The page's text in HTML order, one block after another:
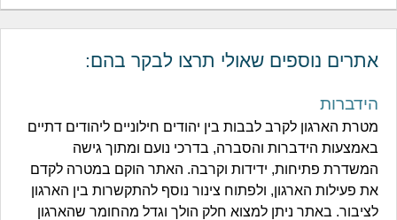
אתרים נוספים שאולי תרצו לבקר בהם:
הידברות
מטרת הארגון לקרב לבבות בין יהודים חילוניים ליהודים דתיים
באמצעות הידברות והסברה, בדרכי נועם ומתוך גישה
המשדרת פתיחות, ידידות וקרבה. האתר הוקם במטרה לקדם
את פעילות הארגון, ולפתוח צינור נוסף להתקשרות בין הארגון
לציבור. באתר ניתן למצוא חלק הולך וגדל מהחומר שהארגון